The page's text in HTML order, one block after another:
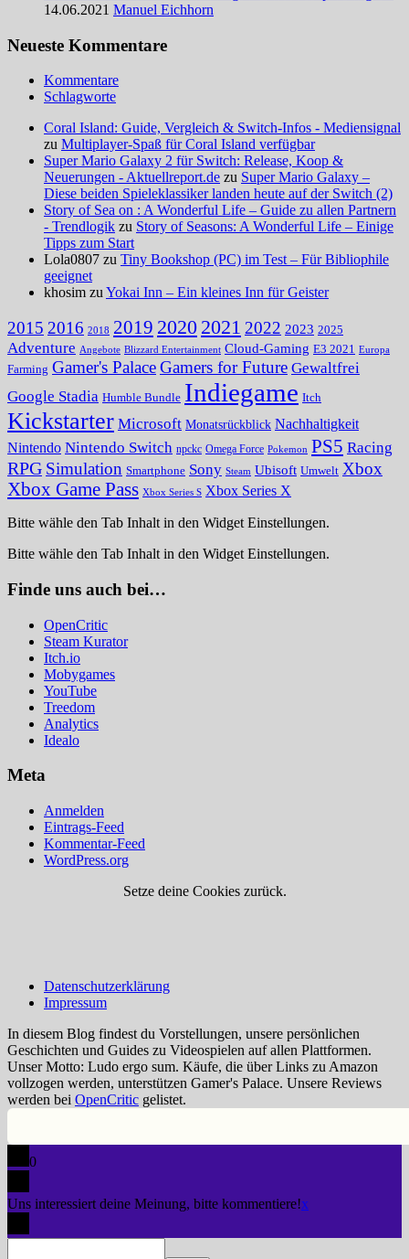
14.06.2021 Manuel Eichhorn
Neueste Kommentare
Kommentare
Schlagworte
Coral Island: Guide, Vergleich & Switch-Infos - Mediensignal
zu Multiplayer-Spaß für Coral Island verfügbar
Super Mario Galaxy 2 für Switch: Release, Koop &
Neuerungen - Aktuellreport.de zu Super Mario Galaxy –
Diese beiden Spieleklassiker landen heute auf der Switch (2)
Story of Sea on : A Wonderful Life – Guide zu allen Partnern
- Trendlogik zu Story of Seasons: A Wonderful Life – Einige
Tipps zum Start
Lola0807 zu Tiny Bookshop (PC) im Test – Für Bibliophile
geeignet
khosim zu Yokai Inn – Ein kleines Inn für Geister
2015 2016 2018 2019 2020 2021 2022 2023 2025
Adventure Angebote Blizzard Entertainment Cloud-Gaming E3 2021 Europa
Farming Gamer's PalaceGamers for Future Gewaltfrei
Google Stadia Humble Bundle Indiegame Itch
Kickstarter Microsoft Monatsrückblick Nachhaltigkeit
Nintendo Nintendo Switch npckc Omega Force Pokemon PS5 Racing
RPG Simulation Smartphone Sony Steam Ubisoft Umwelt Xbox
Xbox Game Pass Xbox Series S Xbox Series X
Bitte wähle den Tab Inhalt in den Widget Einstellungen.
Bitte wähle den Tab Inhalt in den Widget Einstellungen.
Finde uns auch bei…
OpenCritic
Steam Kurator
Itch.io
Mobygames
YouTube
Treedom
Analytics
Idealo
Meta
Anmelden
Eintrags-Feed
Kommentar-Feed
WordPress.org
Setze deine Cookies zurück.
Datenschutzerklärung
Impressum
In diesem Blog findest du Vorstellungen, unsere persönlichen
Geschichten und Guides zu Videospielen auf allen Plattformen.
Unser Motto: Ludo ergo sum. Käufe, die über Links zu Amazon
vollzogen werden, unterstützen Gamer's Palace. Unsere Reviews
werden bei OpenCritic gelistet.
0
Uns interessiert deine Meinung, bitte kommentiere!x